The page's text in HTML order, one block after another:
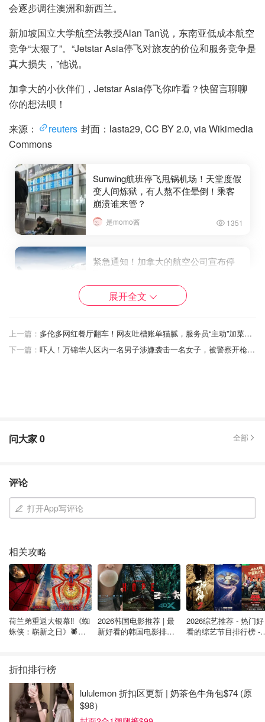
会逐步调往澳洲和新西兰。
新加坡国立大学航空法教授Alan Tan说，东南亚低成本航空
竞争“太狠了”。“Jetstar Asia停飞对旅友的价位和服务竞争是
真大损失，”他说。
加拿大的小伙伴们，Jetstar Asia停飞你咋看？快留言聊聊
你的想法呗！
来源：
reuters 封面：lasta29, CC BY 2.0, via Wikimedia
Commons
Sunwing航班停飞甩锅机场！天堂度假
变人间炼狱，有人熬不住晕倒！乘客
崩溃谁来管？
是momo酱 1351
紧急通知！加拿大的航空公司宣布停
OOliviaZZ
新加坡机场全攻略 - 花园里的樟宜机场
购物娱乐退税！全球最佳机场这样
展开全文
上一篇：
多伦多网红餐厅翻车！网友吐槽账单猫腻，服务员“主动”加菜，还偷偷收了18%服务费？
下一篇：
吓人！万锦华人区内一名男子涉嫌袭击一名女子，被警察开枪击中！
问大家0 全部
评论
打开App写评论
相关攻略
荷兰弟重返大银幕‼️《蜘
蛛侠：崭新之日》🕷️北
2026韩国电影推荐 | 最
新好看的韩国电影排行
2026综艺推荐 - 热门好
看的综艺节目排行榜 -
折扣排行榜
lululemon 折扣区更新 | 奶茶色牛角包$74 (原
$98）